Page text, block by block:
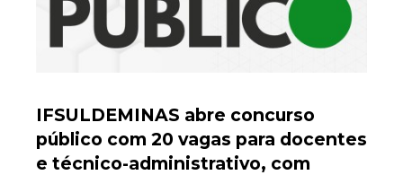
IFSULDEMINAS abre concurso
público com 20 vagas para docentes
e técnico-administrativo, com